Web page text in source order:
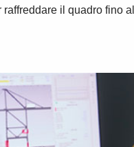
il quadro fino